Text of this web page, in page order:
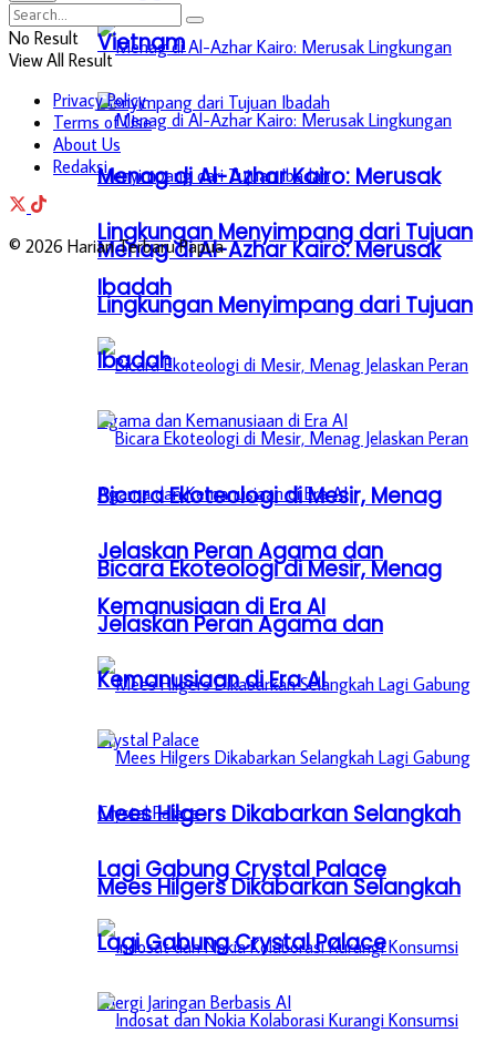
Menag di Al-Azhar Kairo: Merusak
Lingkungan Menyimpang dari Tujuan
Ibadah
Bicara Ekoteologi di Mesir, Menag
Jelaskan Peran Agama dan
Kemanusiaan di Era AI
Mees Hilgers Dikabarkan Selangkah
Lagi Gabung Crystal Palace
Vietnam
Menag di Al-Azhar Kairo: Merusak
Lingkungan Menyimpang dari Tujuan
Ibadah
Bicara Ekoteologi di Mesir, Menag
Jelaskan Peran Agama dan
Kemanusiaan di Era AI
Mees Hilgers Dikabarkan Selangkah
Lagi Gabung Crystal Palace
No Result
View All Result
Privacy Policy
Terms of Use
About Us
Redaksi
© 2026 Harian Terbaru Papua